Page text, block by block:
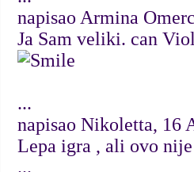
napisao Armina
Ja Sam veliki. can
...
napisao Nikoletta, 16
Lepa igra , ali ovo
...